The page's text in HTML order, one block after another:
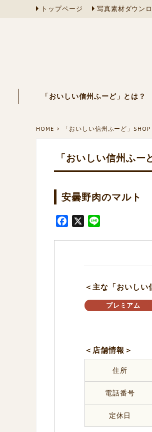
トップページ 写真素材ダウン
「おいしい信州ふーど」とは？
HOME 「おいしい信州ふーど」SHOP
「おいしい信州ふー
安曇野肉のマルト
＜主な「おいしい
プレミアム
＜店舗情報＞
住所
電話番号
定休日